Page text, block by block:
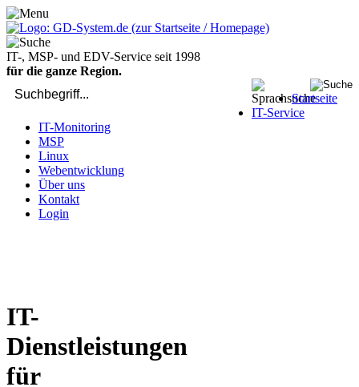
IT-, MSP- und EDV-Service seit 1998
für die ganze Region.
Startseite
IT-Service
IT-Monitoring
MSP
Linux
Webentwicklung
Über uns
Kontakt
Login
IT-
Dienstleistungen
für